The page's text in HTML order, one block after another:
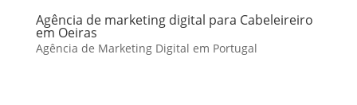
Agência de marketing digital para Cabeleireiro
em Oeiras
Agência de Marketing Digital em Portugal